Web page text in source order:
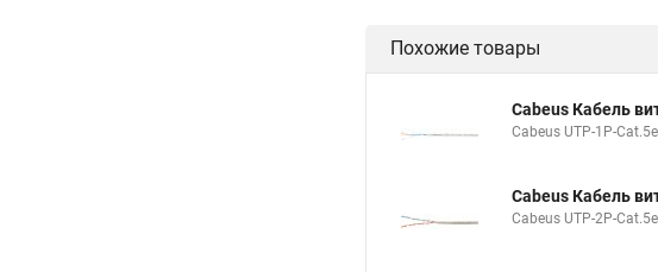
Похожие товары
Cabeus Кабель
Cabeus UTP-1P-
Cabeus Кабель
Cabeus UTP-2P-